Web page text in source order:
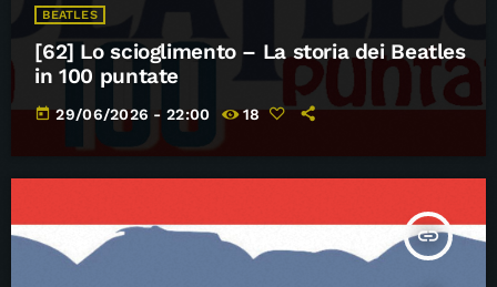
BEATLES
[62] Lo scioglimento – La storia dei Beatles
in 100 puntate
today 29/06/2026 - 22:00 18
insert_link